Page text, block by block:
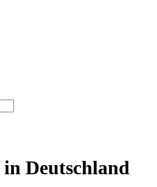
in Deutschland